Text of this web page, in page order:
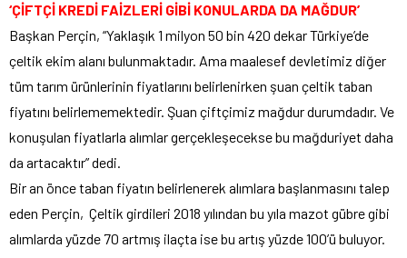
‘ÇİFTÇİ KREDİ FAİZLERİ GİBİ KONULARDA DA MAĞDUR’
Başkan Perçin, “Yaklaşık 1 milyon 50 bin 420 dekar Türkiye’de
çeltik ekim alanı bulunmaktadır. Ama maalesef devletimiz diğer
tüm tarım ürünlerinin fiyatlarını belirlenirken şuan çeltik taban
fiyatını belirlememektedir. Şuan çiftçimiz mağdur durumdadır. Ve
konuşulan fiyatlarla alımlar gerçekleşecekse bu mağduriyet daha
da artacaktır” dedi.
Bir an önce taban fiyatın belirlenerek alımlara başlanmasını talep
eden Perçin, Çeltik girdileri 2018 yılından bu yıla mazot gübre gibi
alımlarda yüzde 70 artmış ilaçta ise bu artış yüzde 100’ü buluyor.